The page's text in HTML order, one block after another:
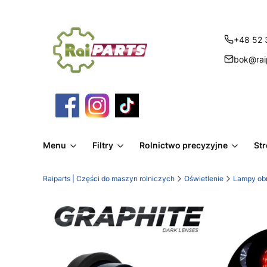
+48 52
Menu Filtry Rolnictwo precyzyjne
Raiparts | Części do maszyn rolniczych Oświetlenie Lampy